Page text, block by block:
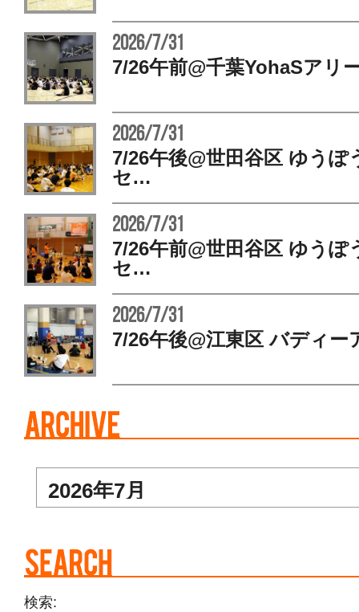
2026/7/31
7/26午前@千葉YohaSア
2026/7/31
7/26午後@世田谷区 ゆうぽ
セ…
2026/7/31
7/26午前@世田谷区 ゆうぽ
セ…
2026/7/31
7/26午後@江東区 バディ
検索: